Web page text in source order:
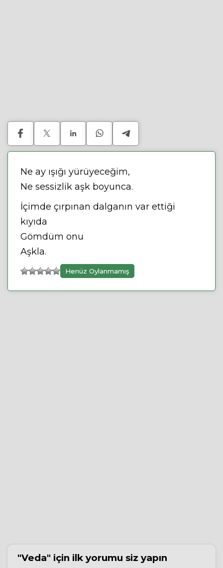
Ne ay ışığı yürüyeceğim,
Ne sessizlik aşk boyunca.
İçimde çırpınan dalganın var ettiği
kıyıda
Gömdüm onu
Aşkla.
Henüz Oylanmamış
"Veda" için ilk yorumu siz yapın